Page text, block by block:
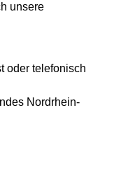
unsere
oder telefonisch
Nordrhein-